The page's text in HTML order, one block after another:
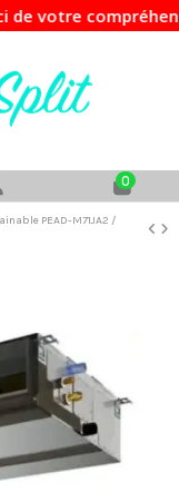
compréhension.
0
PEAD-M71JA2 /